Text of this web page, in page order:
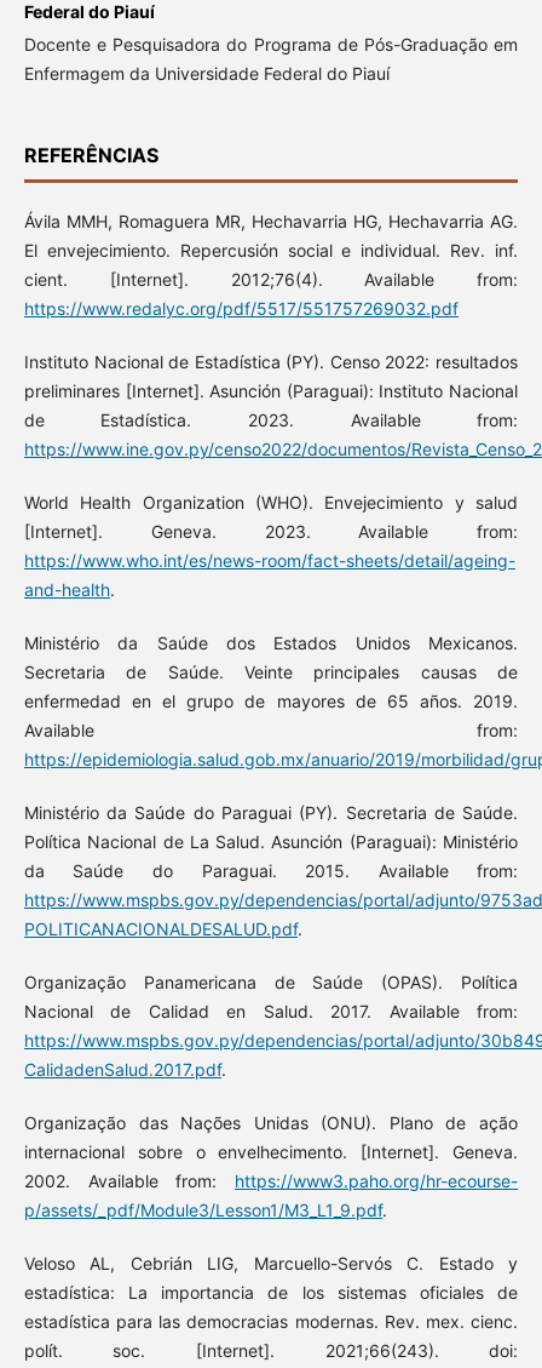
Federal do Piauí
Docente e Pesquisadora do Programa de Pós-Graduação em
Enfermagem da Universidade Federal do Piauí
REFERÊNCIAS
Ávila MMH, Romaguera MR, Hechavarria HG, Hechavarria AG.
El envejecimiento. Repercusión social e individual. Rev. inf.
cient. [Internet]. 2012;76(4). Available from:
https://www.redalyc.org/pdf/5517/551757269032.pdf
Instituto Nacional de Estadística (PY). Censo 2022: resultados
preliminares [Internet]. Asunción (Paraguai): Instituto Nacional
de Estadística. 2023. Available from:
https://www.ine.gov.py/censo2022/documentos/
World Health Organization (WHO). Envejecimiento y salud
[Internet]. Geneva. 2023. Available from:
https://www.who.int/es/news-room/fact-sheets/detail/ageing-
and-health.
Ministério da Saúde dos Estados Unidos Mexicanos.
Secretaria de Saúde. Veinte principales causas de
enfermedad en el grupo de mayores de 65 años. 2019.
Available from:
https://epidemiologia.salud.gob.mx/anuario/2019/morbilidad/
Ministério da Saúde do Paraguai (PY). Secretaria de Saúde.
Política Nacional de La Salud. Asunción (Paraguai): Ministério
da Saúde do Paraguai. 2015. Available from:
https://www.mspbs.gov.py/dependencias/portal/adjunto/
POLITICANACIONALDESALUD.pdf.
Organização Panamericana de Saúde (OPAS). Política
Nacional de Calidad en Salud. 2017. Available from:
https://www.mspbs.gov.py/dependencias/portal/adjunto/
CalidadenSalud.2017.pdf.
Organização das Nações Unidas (ONU). Plano de ação
internacional sobre o envelhecimento. [Internet]. Geneva.
2002. Available from: https://www3.paho.org/hr-ecourse-
p/assets/_pdf/Module3/Lesson1/M3_L1_9.pdf.
Veloso AL, Cebrián LIG, Marcuello-Servós C. Estado y
estadística: La importancia de los sistemas oficiales de
estadística para las democracias modernas. Rev. mex. cienc.
polít. soc. [Internet]. 2021;66(243). doi: